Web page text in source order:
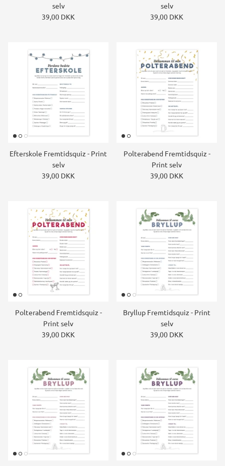
selv
39,00 DKK
selv
39,00 DKK
Efterskole Fremtidsquiz - Print
selv
39,00 DKK
Polterabend Fremtidsquiz -
Print selv
39,00 DKK
Polterabend Fremtidsquiz -
Print selv
39,00 DKK
Bryllup Fremtidsquiz - Print
selv
39,00 DKK